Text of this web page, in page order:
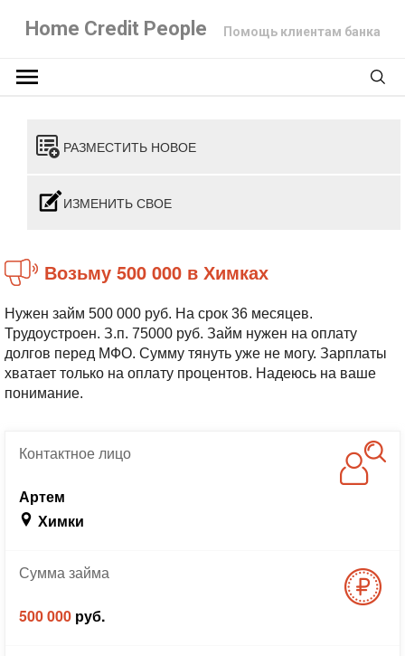
Home Credit People Помощь клиентам банка
РАЗМЕСТИТЬ НОВОЕ
ИЗМЕНИТЬ СВОЕ
Возьму 500 000 в Химках
Нужен займ 500 000 руб. На срок 36 месяцев.
Трудоустроен. З.п. 75000 руб. Займ нужен на оплату
долгов перед МФО. Сумму тянуть уже не могу. Зарплаты
хватает только на оплату процентов. Надеюсь на ваше
понимание.
Контактноелицо
Артем
Химки
Суммазайма
500 000 руб.